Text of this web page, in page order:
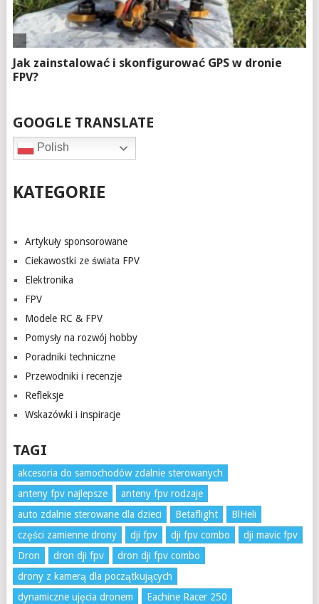
GOOGLE TRANSLATE
Polish
KATEGORIE
Artykuły sponsorowane
Ciekawostki ze świata FPV
Elektronika
FPV
Modele RC & FPV
Pomysły na rozwój hobby
Poradniki techniczne
Przewodniki i recenzje
Refleksje
Wskazówki i inspiracje
TAGI
akcesoria do samochodów zdalnie sterowanych
anteny fpv najlepsze
anteny fpv rodzaje
auto zdalnie sterowane dla dzieci
Betaflight
BlHeli
części zamienne drony
dji fpv dji fpv combo
dji mavic fpv
Dron
dron dji fpv
dron dji fpv combo
drony z kamerą dla początkujących
dynamiczne ujęcia dronem
Eachine Racer 250